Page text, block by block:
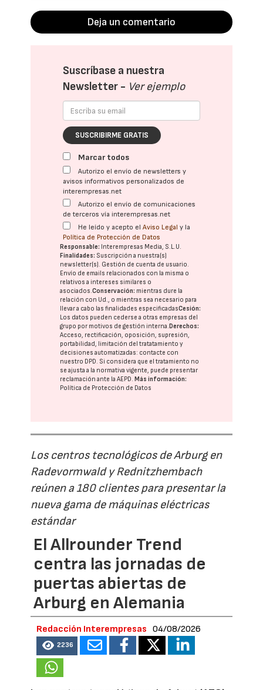
Deja un comentario
Suscríbase a nuestra
Newsletter - Ver ejemplo
SUSCRIBIRME GRATIS
Marcar todos
Autorizo el envío de newsletters y
avisos informativos personalizados de
interempresas.net
Autorizo el envío de comunicaciones
de terceros vía interempresas.net
He leído y acepto elAviso Legal y la
Política de Protección de Datos
Responsable: Interempresas Media, S.L.U.
Finalidades: Suscripción a nuestra(s)
newsletter(s). Gestión de cuenta de usuario.
Envío de emails relacionados con la misma o
relativos a intereses similares o
asociados.Conservación: mientras dure la
relación con Ud., o mientras sea necesario para
llevar a cabo las finalidades especificadasCesión:
Los datos pueden cederse a otras empresas del
grupo por motivos de gestión interna. Derechos:
Acceso, rectificación, oposición, supresión,
portabilidad, limitación del tratatamiento y
decisiones automatizadas: contacte con
nuestro DPD. Si considera que el tratamiento no
se ajusta a la normativa vigente, puede presentar
reclamación ante laAEPD. Más información:
Política de Protección de Datos
Los centros tecnológicos de Arburg en
Radevormwald y Rednitzhembach
reúnen a 180 clientes para presentar la
nueva gama de máquinas eléctricas
estándar
El Allrounder Trend
centra las jornadas de
puertas abiertas de
Arburg en Alemania
Redacción Interempresas 04/08/2026
2236